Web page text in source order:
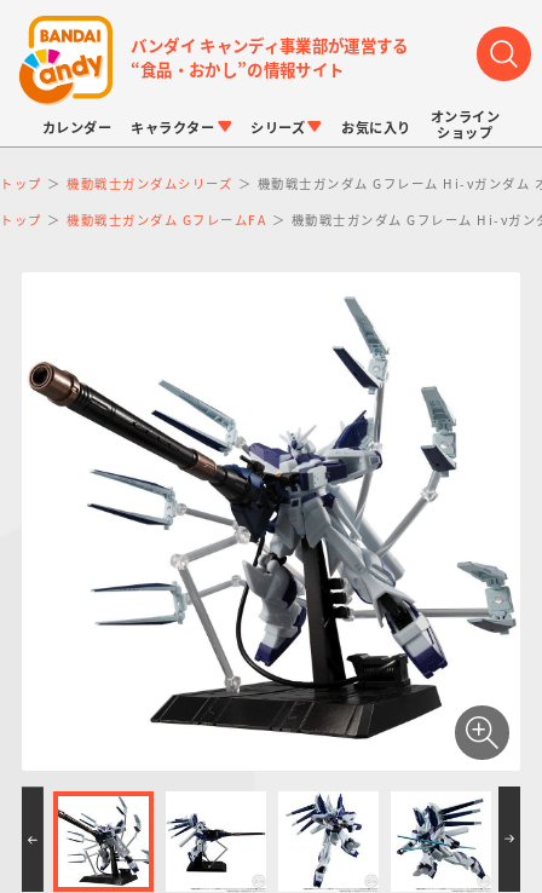
バンダイ キャンディ事業部が運営する
“食品・おかし”の情報サイト
カレンダー キャラクター
仮面ライダーシリー
PROJECT R.E.D.・
スーパー戦隊シリー
ズ
ガンダムシリーズ
ポケットモンスター
ドラゴンボール
アンパンマン
サンリオキャラクタ
ーズ
シリーズ
つりグミ
にふぉるめーしょん
＆スクエアシール
ポケモンキッズ
ポケモンスケールワ
ールド
お気に入り
オンライン
ショップ
トップ 機動戦士ガンダムシリーズ 機動戦士ガンダム Gフレーム Hi-νガンダム
トップ 機動戦士ガンダム GフレームFA 機動戦士ガンダム Gフレーム Hi-νガン